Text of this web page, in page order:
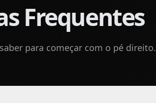
Frequentes
para começar com o pé direito.